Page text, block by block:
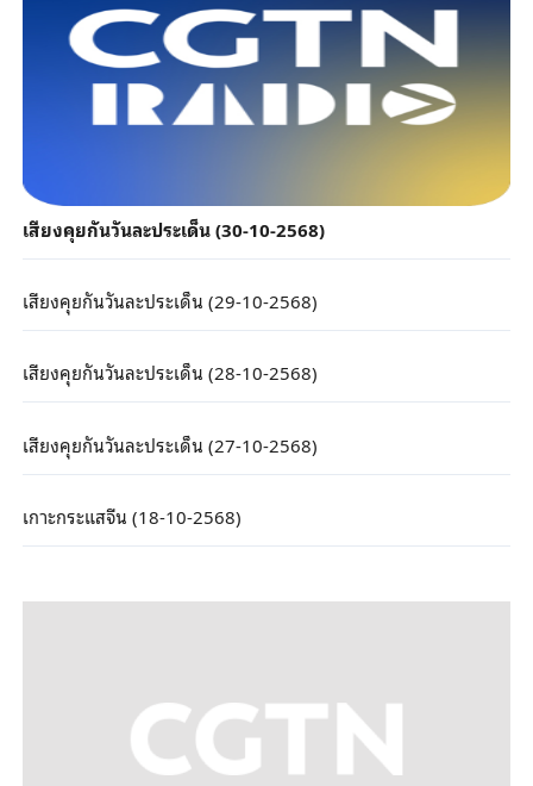
เสียงคุยกันวันละประเด็น (30-10-2568)
เสียงคุยกันวันละประเด็น (29-10-2568)
เสียงคุยกันวันละประเด็น (28-10-2568)
เสียงคุยกันวันละประเด็น (27-10-2568)
เกาะกระแสจีน (18-10-2568)